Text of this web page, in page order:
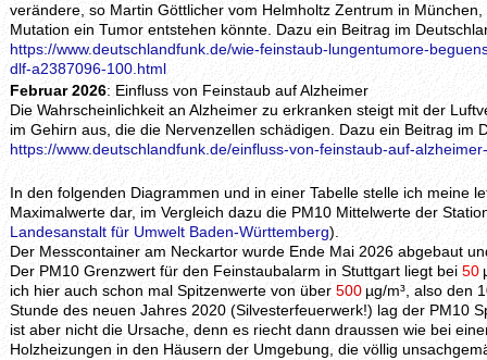
verändere, so Martin Göttlicher vom Helmholtz Zentrum in
Mutation ein Tumor entstehen könnte. Dazu ein Beitrag im
https://www.deutschlandfunk.de/wie-feinstaub-lungentumore-
dlf-a2387096-100.html
Februar 2026: Einfluss von Feinstaub auf Alzheimer
Die Wahrscheinlichkeit an Alzheimer zu erkranken steigt mit der
im Gehirn aus, die die Nervenzellen schädigen. Dazu ein Beitrag im
https://www.deutschlandfunk.de/einfluss-von-feinstaub-auf-
In den folgenden Diagrammen und in einer Tabelle stelle ich meine
Maximalwerte dar, im Vergleich dazu die PM10 Mittelwerte der
Landesanstalt für Umwelt Baden-Württemberg).
Der Messcontainer am Neckartor wurde Ende Mai 2026 abgebaut
Der PM10 Grenzwert für den Feinstaubalarm in Stuttgart liegt bei 50
ich hier auch schon mal Spitzenwerte von über 500 µg/m³, also den
Stunde des neuen Jahres 2020 (Silvesterfeuerwerk!) lag der PM10
ist aber nicht die Ursache, denn es riecht dann draussen wie bei
Holzheizungen in den Häusern der Umgebung, die völlig